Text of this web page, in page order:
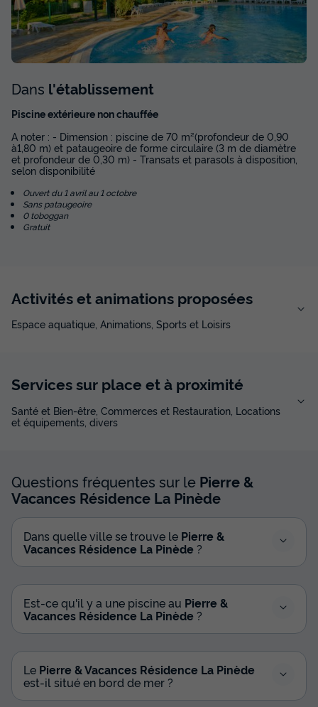
Dans l'établissement
Piscine extérieure non chauffée
A noter : - Dimension : piscine de 70 m²(profondeur de 0,90
à1,80 m) et pataugeoire de forme circulaire (3 m de diamètre
et profondeur de 0,30 m) - Transats et parasols à disposition,
selon disponibilité
Ouvert du 1 avril au 1 octobre
Sans pataugeoire
0 toboggan
Gratuit
Activités et animations proposées
Espace aquatique, Animations, Sports et Loisirs
Services sur place et à proximité
Santé et Bien-être, Commerces et Restauration, Locations
et équipements, divers
Questions fréquentes sur le Pierre &
Vacances Résidence La Pinède
Dans quelle ville se trouve le Pierre &
Vacances Résidence La Pinède ?
Est-ce qu'il y a une piscine au Pierre &
Vacances Résidence La Pinède ?
Le Pierre & Vacances Résidence La Pinède
est-il situé en bord de mer ?